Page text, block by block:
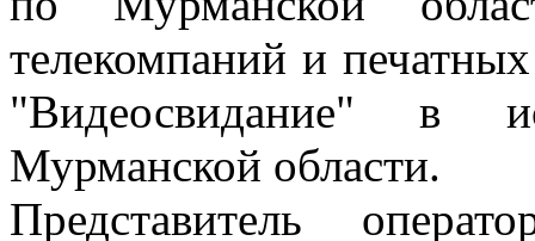
телекомпаний и
"Видеосвидание" в
Мурманской области.
Представитель